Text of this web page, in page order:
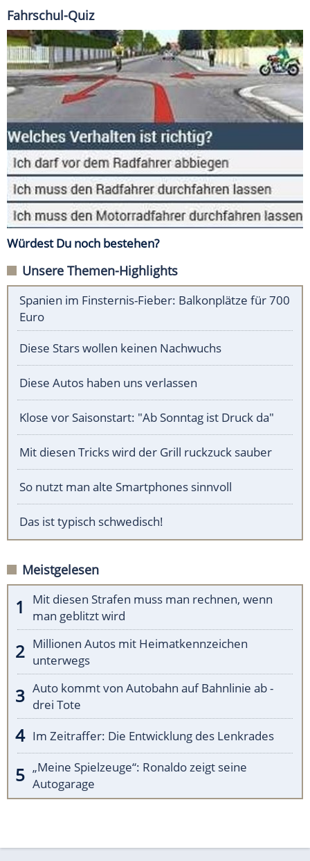
Fahrschul-Quiz
Würdest Du noch bestehen?
Unsere Themen-Highlights
Spanien im Finsternis-Fieber: Balkonplätze für 700
Euro
Diese Stars wollen keinen Nachwuchs
Diese Autos haben uns verlassen
Klose vor Saisonstart: "Ab Sonntag ist Druck da"
Mit diesen Tricks wird der Grill ruckzuck sauber
So nutzt man alte Smartphones sinnvoll
Das ist typisch schwedisch!
Meistgelesen
Mit diesen Strafen muss man rechnen, wenn
man geblitzt wird
Millionen Autos mit Heimatkennzeichen
unterwegs
Auto kommt von Autobahn auf Bahnlinie ab -
drei Tote
Im Zeitraffer: Die Entwicklung des Lenkrades
„Meine Spielzeuge“: Ronaldo zeigt seine
Autogarage